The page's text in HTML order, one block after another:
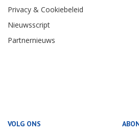
Privacy & Cookiebeleid
Nieuwsscript
Partnernieuws
VOLG ONS